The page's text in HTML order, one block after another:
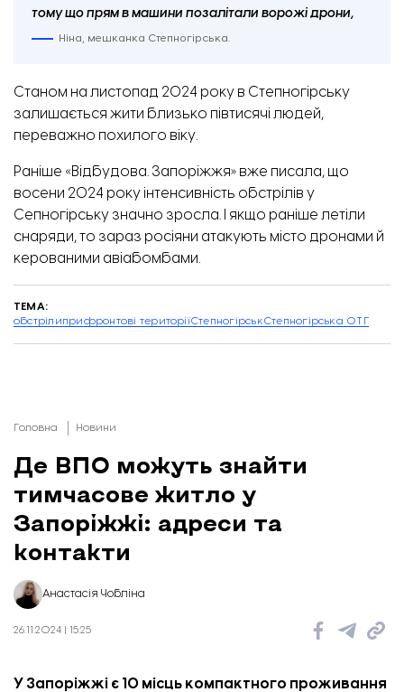
тому що прям в машини позалітали ворожі дрони,
Ніна, мешканка Степногірська.
Станом на листопад 2024 року в Степногірську
залишається жити близько півтисячі людей,
переважно похилого віку.
Раніше «Відбудова. Запоріжжя» вже писала, що
восени 2024 року інтенсивність обстрілів у
Сепногірську значно зросла. І якщо раніше летіли
снаряди, то зараз росіяни атакують місто дронами й
керованими авіабомбами.
ТЕМА:
обстрілиприфронтові територіїСтепногірськСтепногірська ОТГ
Головна Новини
Де ВПО можуть знайти
тимчасове житло у
Запоріжжі: адреси та
контакти
Анастасія Чобліна
26.11.2024 | 15:25
У Запоріжжі є 10 місць компактного проживання